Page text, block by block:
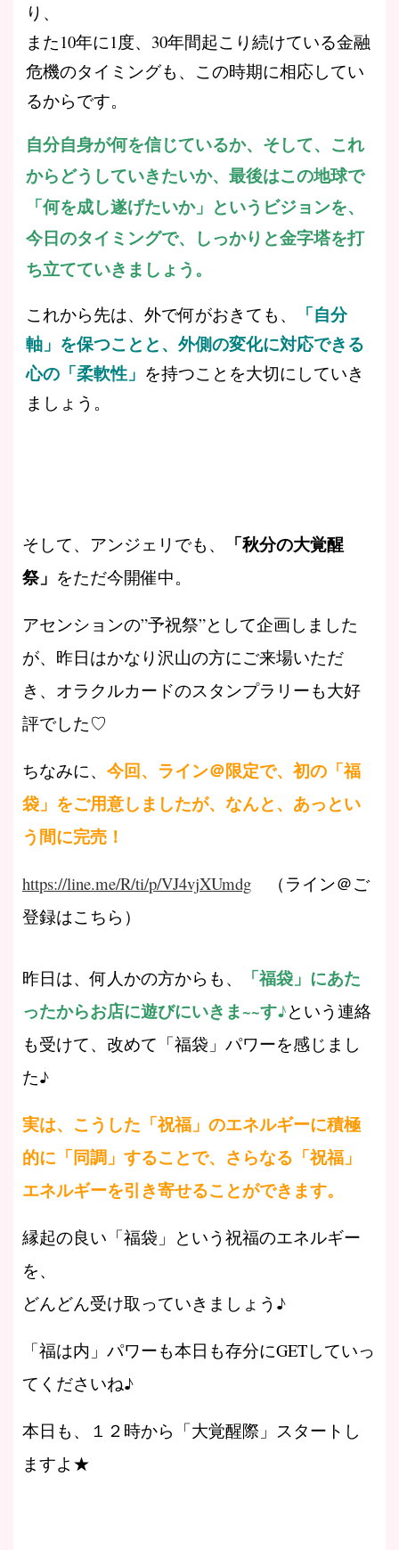
り、
また10年に1度、30年間起こり続けている金融
危機のタイミングも、この時期に相応してい
るからです。
自分自身が何を信じているか、そして、これ
からどうしていきたいか、最後はこの地球で
「何を成し遂げたいか」というビジョンを、
今日のタイミングで、しっかりと金字塔を打
ち立てていきましょう。
これから先は、外で何がおきても、
「自分
軸」を保つことと、外側の変化に対応できる
心の「柔軟性」 を持つことを大切にしていき
ましょう。
そして、アンジェリでも、
「秋分の大覚醒
祭」 をただ今開催中。
アセンションの”予祝祭”として企画しました
が、昨日はかなり沢山の方にご来場いただ
き、オラクルカードのスタンプラリーも大好
評でした♡
ちなみに、 今回、ライン＠限定で、初の「福
袋」をご用意しましたが、なんと、あっとい
う間に完売！
https://line.me/R/ti/p/VJ4vjXUmdg （ライン＠ご
登録はこちら）
昨日は、何人かの方からも、
「福袋」にあた
ったからお店に遊びにいきま~~す♪という連絡
も受けて、改めて「福袋」パワーを感じまし
た♪
実は、こうした「祝福」のエネルギーに積極
的に「同調」することで、さらなる「祝福」
エネルギーを引き寄せることができます。
縁起の良い「福袋」という祝福のエネルギー
を、
どんどん受け取っていきましょう♪
「福は内」パワーも本日も存分にGETしていっ
てくださいね♪
本日も、１２時から「大覚醒際」スタートし
ますよ★